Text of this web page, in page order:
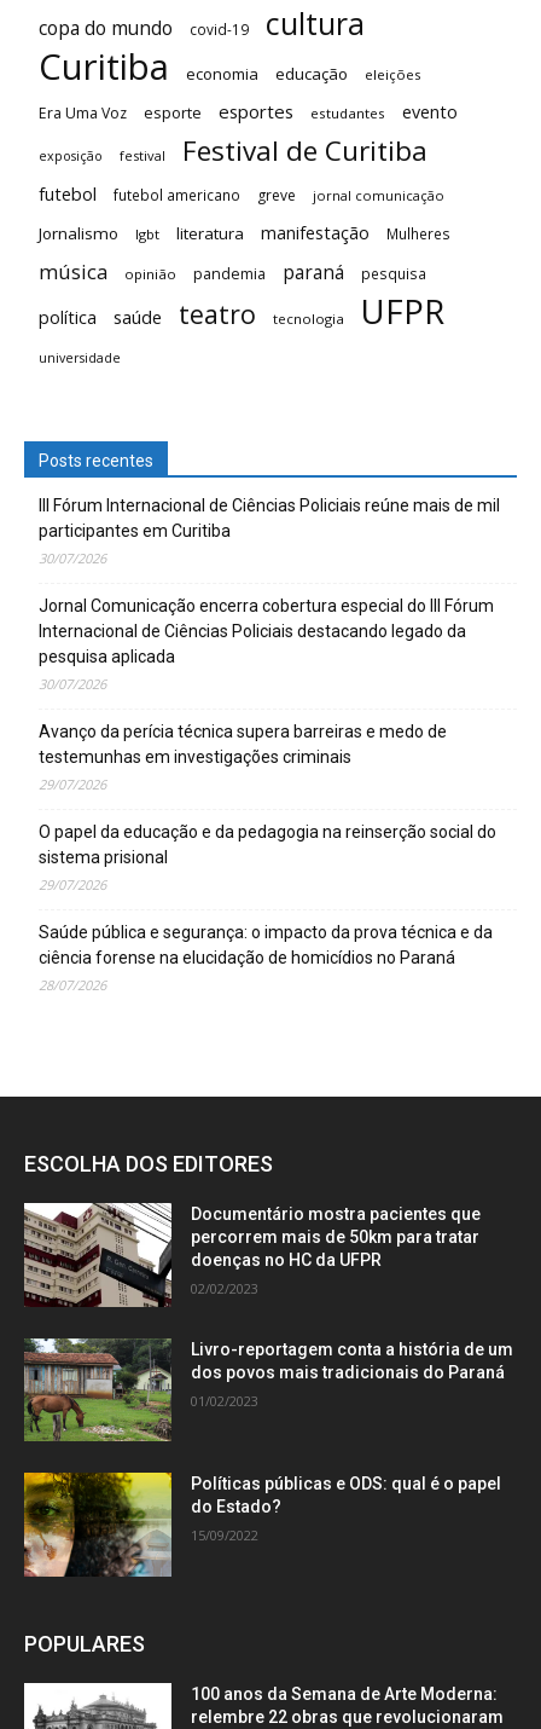
copa do mundo covid-19 cultura
Curitiba economia educação eleições
Era Uma Voz esporte esportes estudantes evento
exposição festival Festival de Curitiba
futebol futebol americano greve jornal comunicação
Jornalismo lgbt literatura manifestação Mulheres
música opinião pandemia paraná pesquisa
política saúde teatro tecnologia UFPR
universidade
Posts recentes
III Fórum Internacional de Ciências Policiais reúne mais de mil
participantes em Curitiba
30/07/2026
Jornal Comunicação encerra cobertura especial do III Fórum
Internacional de Ciências Policiais destacando legado da
pesquisa aplicada
30/07/2026
Avanço da perícia técnica supera barreiras e medo de
testemunhas em investigações criminais
29/07/2026
O papel da educação e da pedagogia na reinserção social do
sistema prisional
29/07/2026
Saúde pública e segurança: o impacto da prova técnica e da
ciência forense na elucidação de homicídios no Paraná
28/07/2026
ESCOLHA DOS EDITORES
Documentário mostra pacientes que
percorrem mais de 50km para tratar
doenças no HC da UFPR
02/02/2023
Livro-reportagem conta a história de um
dos povos mais tradicionais do Paraná
01/02/2023
Políticas públicas e ODS: qual é o papel
do Estado?
15/09/2022
POPULARES
100 anos da Semana de Arte Moderna:
relembre 22 obras que revolucionaram